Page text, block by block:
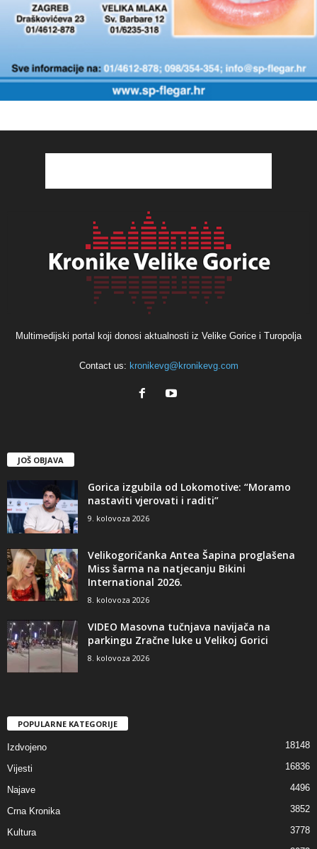
Multimedijski portal koji donosi aktualnosti iz Velike Gorice i Turopolja
Contact us: kronikevg@kronikevg.com
JOŠ OBJAVA
Gorica izgubila od Lokomotive: “Moramo
nastaviti vjerovati i raditi”
9. kolovoza 2026
Velikogoričanka Antea Šapina proglašena
Miss šarma na natjecanju Bikini
International 2026.
8. kolovoza 2026
VIDEO Masovna tučnjava navijača na
parkingu Zračne luke u Velikoj Gorici
8. kolovoza 2026
POPULARNE KATEGORIJE
Izdvojeno 18148
Vijesti 16836
Najave 4496
Crna Kronika 3852
Kultura 3778